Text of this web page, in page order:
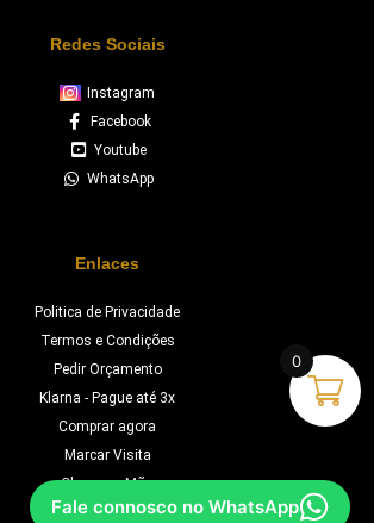
Redes Sociais
Instagram
Facebook
Youtube
WhatsApp
Enlaces
Politica de Privacidade
Termos e Condições
Pedir Orçamento
Klarna - Pague até 3x
Comprar agora
Marcar Visita
Chave na Mão
Orçamento
Fale connosco no WhatsApp
0